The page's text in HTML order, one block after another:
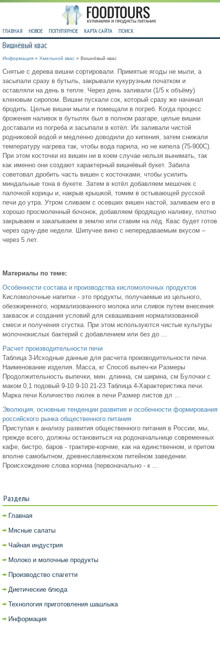
ГЛАВНАЯ НОВОЕ ПОПУЛЯРНОЕ КАРТА САЙТА ПОИСК
Вишнёвый квас
Информация » Хмельной квас » Вишнёвый квас
Снятые с дерева вишни сортировали. Примятые ягоды не мыли, а
засыпали сразу в бутыль, закрывали кукурузным початком и
оставляли на день в тепле. Через день заливали (1/5 к объёму)
кленовым сиропом. Вишни пускали сок, который сразу же начинал
бродить. Целые вишни мыли и помещали в погреб. Когда процесс
брожения наливок в бутылях был в полном разгаре, целые вишни
доставали из погреба и засыпали в котёл. Их заливали чистой
родниковой водой и медленно доводили до кипения, затем снижали
температуру нагрева так, чтобы вода парила, но не кипела (75-900С).
При этом косточки из вишен ни в коем случае нельзя вынимать, так
как именно они создают характерный вишнёвый букет. Забила
советовал дробить часть вишен с косточками, чтобы усилить
миндальные тона в букете. Затем в котёл добавляем мешочек с
палочкой корицы и, накрыв крышкой, томим в остывающей русской
печи до утра. Утром сливаем с осевших вишен настой, заливаем его в
хорошо просмоленный бочонок, добавляем бродящую наливку, плотно
закрываем и закапываем в землю или ставим на лёд. Квас будет готов
через одну-две недели. Шипучее вино с непередаваемым вкусом –
через 5 лет.
Материалы по теме:
Особенности состава и производства кисломолочных продуктов
Кисломолочные напитки - это продукты, получаемые из цельного,
обезжиренного, нормализованного молока или сливок путем внесения
заквасок и создания условий для сквашивания нормализованной
смеси и получения сгустка. При этом используются чистые культуры
молочнокислых бактерий с добавлением или без до ...
Расчет производительности печи
Таблица 3-Исходные данные для расчета производительности печи.
Наименование изделия. Масса, кг Способ выпеч-ки Размеры
Продолжительность выпечки, мин. длинна, см ширина, см Булочки с
маком 0,1 подовый 9-10 9-10 21-23 Таблица 4-Характеристика печи.
Марка печи Количество люлек в печи Размер листов дл ...
Эволюция, основные тенденции развития и особенности формирования
российского рынка общественного питания
Приступая к анализу развития общественного питания в России, мы,
прежде всего, должны остановиться на родоначальнице современных
кафе, бистро, баров - трактире-корчме, как на единственном, и притом
вполне самобытном, древнеславянском питейном заведении.
Происхождение слова корчма (первоначально - к ...
Разделы
Главная
Мясные салаты
Чайная индустрия
Молоко и молочные продукты
Производство спагетти
Диетические блюда
Технология приготовления шашлыка
Информация